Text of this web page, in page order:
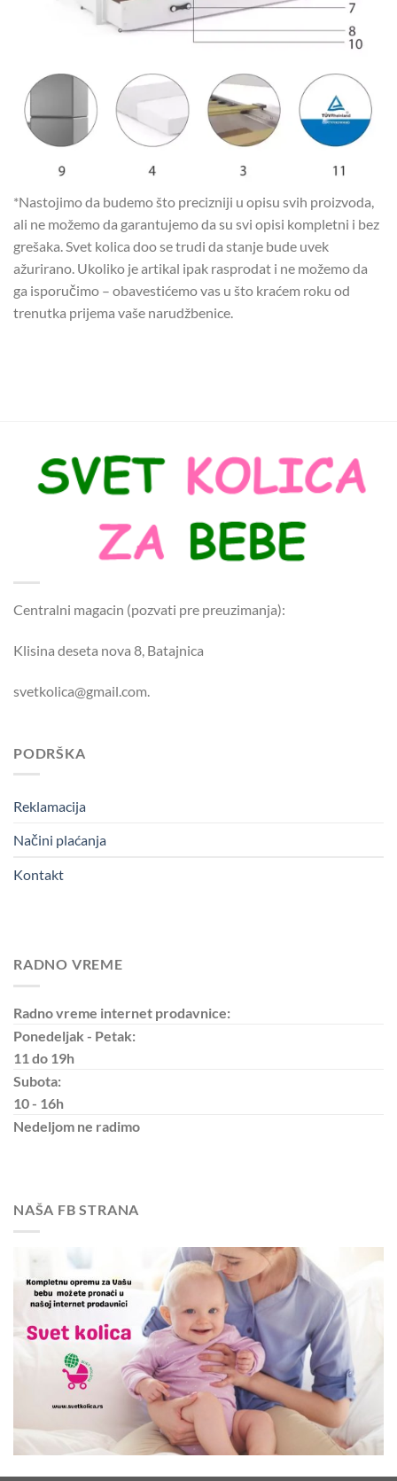
*Nastojimo da budemo što precizniji u opisu svih proizvoda,
ali ne možemo da garantujemo da su svi opisi kompletni i bez
grešaka. Svet kolica doo se trudi da stanje bude uvek
ažurirano. Ukoliko je artikal ipak rasprodat i ne možemo da
ga isporučimo – obavestićemo vas u što kraćem roku od
trenutka prijema vaše narudžbenice.
Centralni magacin (pozvati pre preuzimanja):
Klisina deseta nova 8, Batajnica
svetkolica@gmail.com.
PODRŠKA
Reklamacija
Načini plaćanja
Kontakt
RADNO VREME
Radno vreme internet prodavnice:
Ponedeljak - Petak:
11 do 19h
Subota:
10 - 16h
Nedeljom ne radimo
NAŠA FB STRANA